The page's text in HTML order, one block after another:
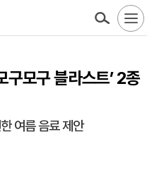
구모구 블라스트’ 2종
여름 음료 제안